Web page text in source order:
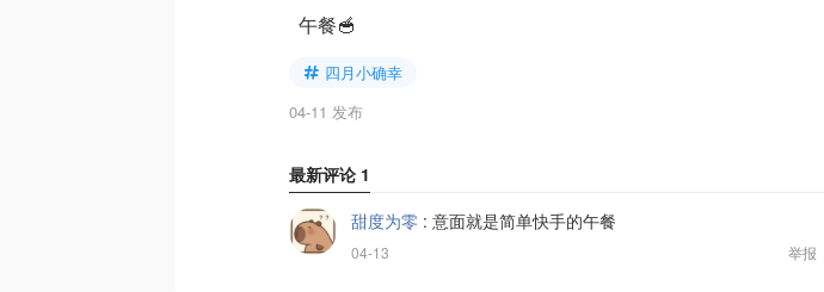
午餐🥣
四月小确幸
04-11 发布
最新评论 1
甜度为零 : 意面就是简单快手的午餐
04-13 举报